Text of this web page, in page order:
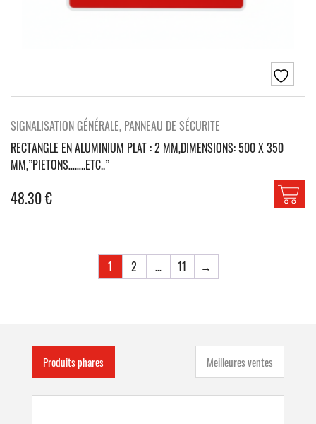
SIGNALISATION GÉNÉRALE, PANNEAU DE SÉCURITE
RECTANGLE EN ALUMINIUM PLAT : 2 MM,DIMENSIONS: 500 X 350
MM,”PIETONS……..ETC..”
48.30€
1 2 … 11 →
Produits phares Meilleures ventes